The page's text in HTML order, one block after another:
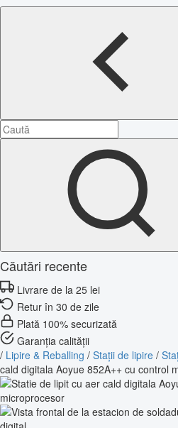
Căutări recente
Livrare de la 25 lei
Retur în 30 de zile
Plată 100% securizată
Garanția calității
/ Lipire & Reballing / Stații de lipire /
cald digitala Aoyue 852A++ cu control